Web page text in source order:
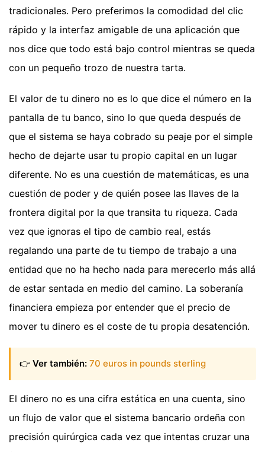
tradicionales. Pero preferimos la comodidad del clic
rápido y la interfaz amigable de una aplicación que
nos dice que todo está bajo control mientras se queda
con un pequeño trozo de nuestra tarta.
El valor de tu dinero no es lo que dice el número en la
pantalla de tu banco, sino lo que queda después de
que el sistema se haya cobrado su peaje por el simple
hecho de dejarte usar tu propio capital en un lugar
diferente. No es una cuestión de matemáticas, es una
cuestión de poder y de quién posee las llaves de la
frontera digital por la que transita tu riqueza. Cada
vez que ignoras el tipo de cambio real, estás
regalando una parte de tu tiempo de trabajo a una
entidad que no ha hecho nada para merecerlo más allá
de estar sentada en medio del camino. La soberanía
financiera empieza por entender que el precio de
mover tu dinero es el coste de tu propia desatención.
👉 Ver también: 70 euros in pounds sterling
El dinero no es una cifra estática en una cuenta, sino
un flujo de valor que el sistema bancario ordeña con
precisión quirúrgica cada vez que intentas cruzar una